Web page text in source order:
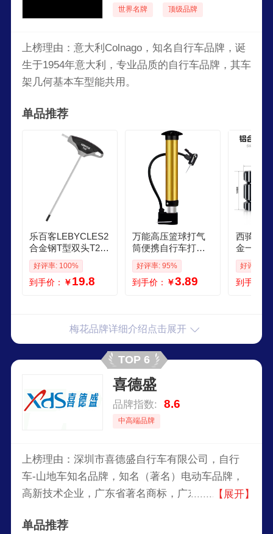
世界名牌 顶级品牌
上榜理由：意大利Colnago，知名自行车品牌，诞
生于1954年意大利，专业品质的自行车品牌，其车
架几何基本车型能共用。
单品推荐
乐百客LEBYCLES2
合金钢T型双头T25
梅花扳手山地公路
自行车六钉碟片螺
丝刀碟刹盘
好评率: 100%
到手价： ￥19.8
万能高压篮球打气
筒便携自行车打气
筒足球排球游泳圈
电动车自行车 梅花
黄色20CM
好评率: 95%
到手价： ￥3.89
西骑者
金一体
山地车
工具 黑
好评率:
到手价：
梅花品牌详细介绍点击展开
TOP 6
喜德盛
品牌指数: 8.6
中高端品牌
上榜理由：深圳市喜德盛自行车有限公司，自行
车-山地车知名品牌，知名（著名）电动车品牌，
高新技术企业，广东省著名商标，广东省名牌产
2004年亚洲极限运动中国代表团指定用车。
【展开】
单品推荐